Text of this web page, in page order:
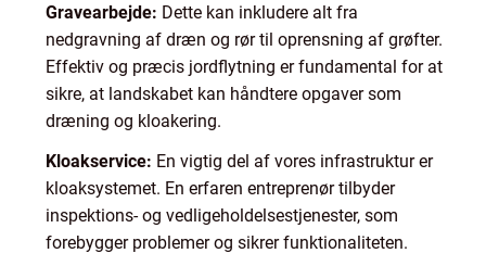
Gravearbejde: Dette kan inkludere alt fra
nedgravning af dræn og rør til oprensning af grøfter.
Effektiv og præcis jordflytning er fundamental for at
sikre, at landskabet kan håndtere opgaver som
dræning og kloakering.
Kloakservice: En vigtig del af vores infrastruktur er
kloaksystemet. En erfaren entreprenør tilbyder
inspektions- og vedligeholdelsestjenester, som
forebygger problemer og sikrer funktionaliteten.